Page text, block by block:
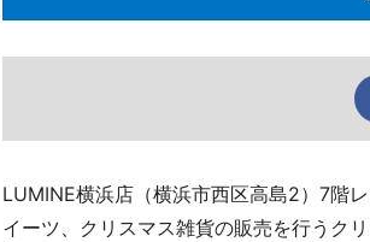
LUMINE横浜店（横浜市西区高島2）7階
イーツ、クリスマス雑貨の販売を行うク